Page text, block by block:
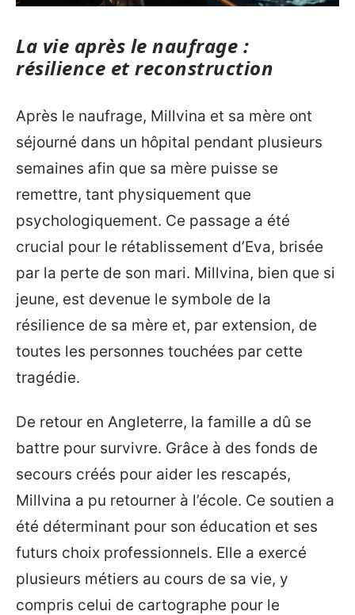
La vie après le naufrage :
résilience et reconstruction
Après le naufrage, Millvina et sa mère ont
séjourné dans un hôpital pendant plusieurs
semaines afin que sa mère puisse se
remettre, tant physiquement que
psychologiquement. Ce passage a été
crucial pour le rétablissement d’Eva, brisée
par la perte de son mari. Millvina, bien que si
jeune, est devenue le symbole de la
résilience de sa mère et, par extension, de
toutes les personnes touchées par cette
tragédie.
De retour en Angleterre, la famille a dû se
battre pour survivre. Grâce à des fonds de
secours créés pour aider les rescapés,
Millvina a pu retourner à l’école. Ce soutien a
été déterminant pour son éducation et ses
futurs choix professionnels. Elle a exercé
plusieurs métiers au cours de sa vie, y
compris celui de cartographe pour le